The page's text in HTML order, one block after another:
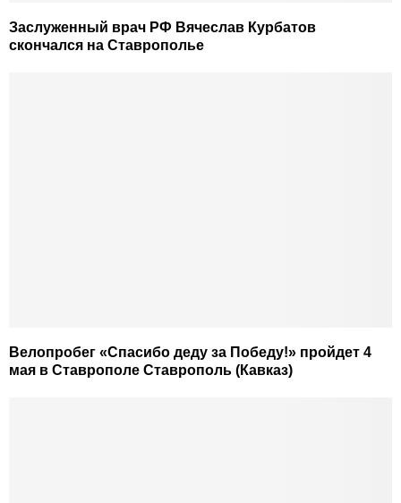
Заслуженный врач РФ Вячеслав Курбатов
скончался на Ставрополье
Велопробег «Спасибо деду за Победу!» пройдет 4
мая в Ставрополе Ставрополь (Кавказ)